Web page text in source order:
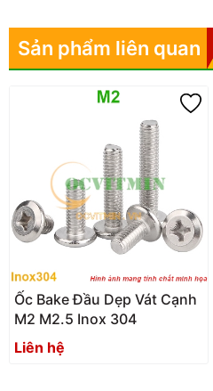
Sản phẩm liên quan
Ốc Bake Đầu Dẹp Vát Cạnh
M2 M2.5 Inox 304
Liên hệ